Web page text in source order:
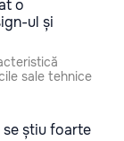
sale tehnice
se știu foarte